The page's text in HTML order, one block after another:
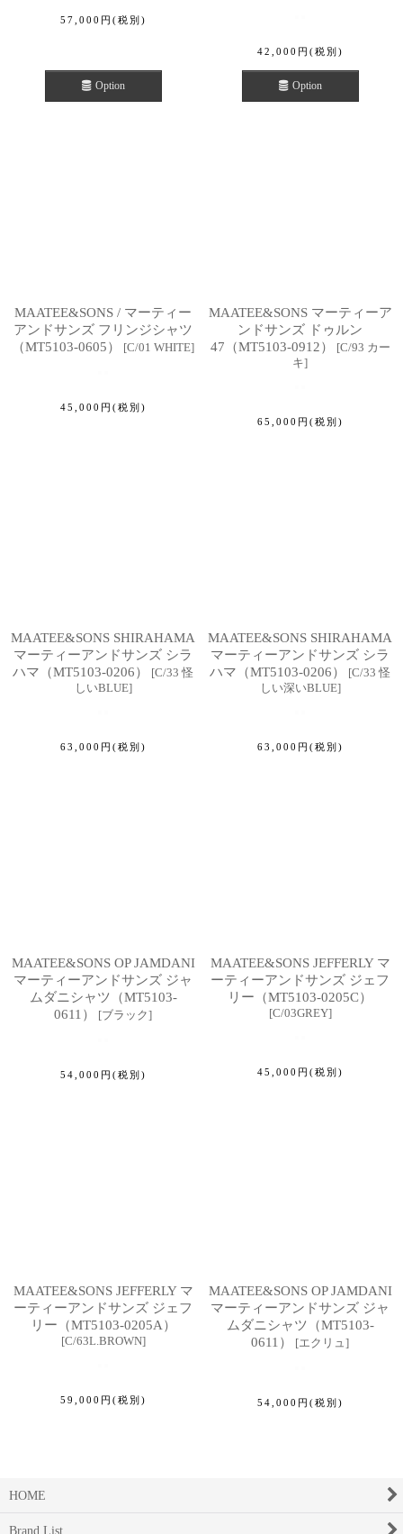
57,000 円 (税別)
Option
42,000 円 (税別)
Option
MAATEE&SONS / マーティー
アンドサンズ フリンジシャツ
（MT5103-0605）
[C/01 WHITE]
45,000 円 (税別)
MAATEE&SONS マーティーア
ンドサンズ ドゥルン
47（MT5103-0912）
[C/93 カー
キ]
65,000 円 (税別)
MAATEE&SONS SHIRAHAMA
マーティーアンドサンズ シラ
ハマ（MT5103-0206）
[C/33 怪
しいBLUE]
63,000 円 (税別)
MAATEE&SONS SHIRAHAMA
マーティーアンドサンズ シラ
ハマ（MT5103-0206）
[C/33 怪
しい深いBLUE]
63,000 円 (税別)
MAATEE&SONS OP JAMDANI
マーティーアンドサンズ ジャ
ムダニシャツ（MT5103-
0611）
[ブラック]
54,000 円 (税別)
MAATEE&SONS JEFFERLY マ
ーティーアンドサンズ ジェフ
リー（MT5103-0205C）
[C/03GREY]
45,000 円 (税別)
MAATEE&SONS JEFFERLY マ
ーティーアンドサンズ ジェフ
リー（MT5103-0205A）
[C/63L.BROWN]
59,000 円 (税別)
MAATEE&SONS OP JAMDANI
マーティーアンドサンズ ジャ
ムダニシャツ（MT5103-
0611）
[エクリュ ]
54,000 円 (税別)
HOME
Brand List